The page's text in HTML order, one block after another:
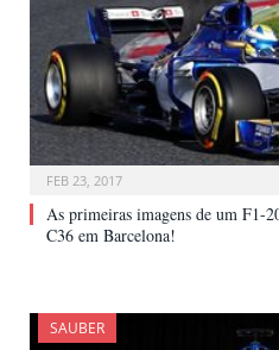
FEB 23, 2017
As primeiras imagens de um F1-
C36 em Barcelona!
SAUBER